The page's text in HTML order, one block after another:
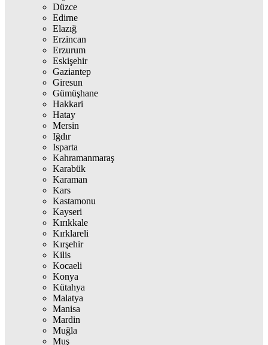
Düzce
Edirne
Elazığ
Erzincan
Erzurum
Eskişehir
Gaziantep
Giresun
Gümüşhane
Hakkari
Hatay
Mersin
Iğdır
Isparta
Kahramanmaraş
Karabük
Karaman
Kars
Kastamonu
Kayseri
Kırıkkale
Kırklareli
Kırşehir
Kilis
Kocaeli
Konya
Kütahya
Malatya
Manisa
Mardin
Muğla
Muş